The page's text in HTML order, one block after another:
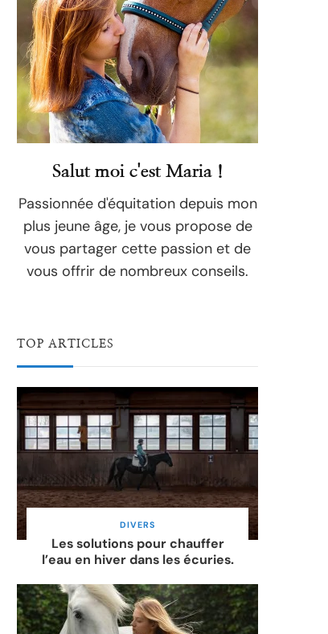
Salut moi c'est Maria !
Passionnée d'équitation depuis mon
plus jeune âge, je vous propose de
vous partager cette passion et de
vous offrir de nombreux conseils.
TOP ARTICLES
DIVERS
Les solutions pour chauffer
l’eau en hiver dans les écuries.